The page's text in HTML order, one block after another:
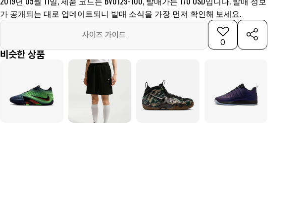
가 공개되는 대로 업데이트되니 발매 소식을 가장 먼저 확인해 보세요.
사이즈 가이드
0
비슷한 상품